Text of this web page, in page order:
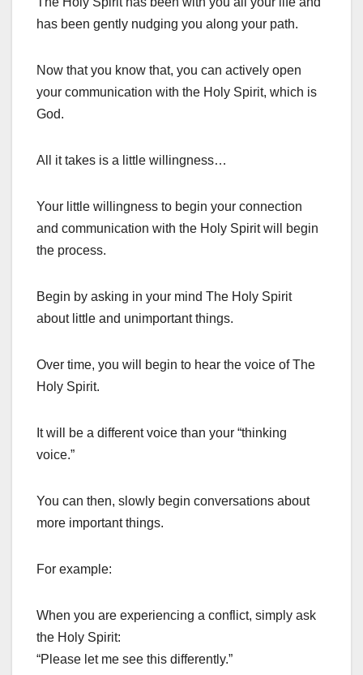
has been gently nudging you along your path.
Now that you know that, you can actively open
your communication with the Holy Spirit, which is
God.
All it takes is a little willingness…
Your little willingness to begin your connection
and communication with the Holy Spirit will begin
the process.
Begin by asking in your mind The Holy Spirit
about little and unimportant things.
Over time, you will begin to hear the voice of The
Holy Spirit.
It will be a different voice than your “thinking
voice.”
You can then, slowly begin conversations about
more important things.
For example:
When you are experiencing a conflict, simply ask
the Holy Spirit:
“Please let me see this differently.”